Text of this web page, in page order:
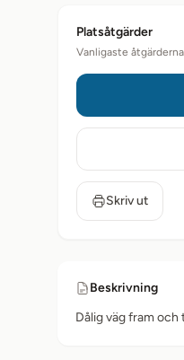
Platsåtgärder
Vanligaste
Skriv ut
Beskrivning
Dålig väg fram och